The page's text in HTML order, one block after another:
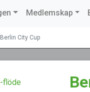
Medlemskap
Berlin City Cup
flöde